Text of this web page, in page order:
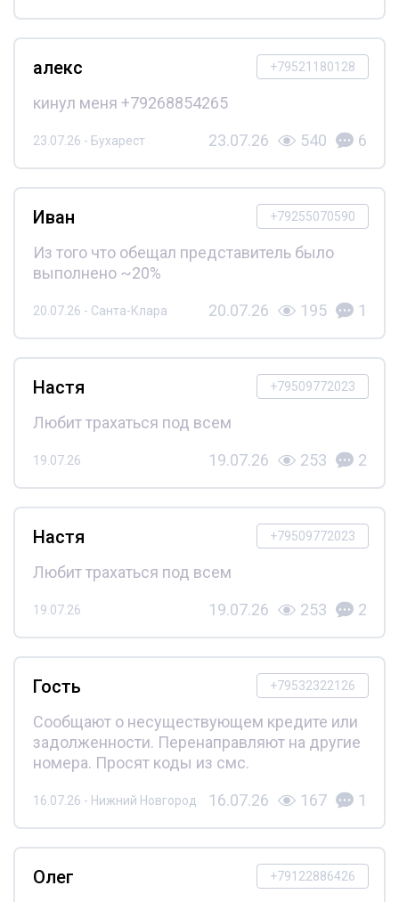
+79521180128
алекс
кинул меня +79268854265
23.07.26 - Бухарест 23.07.26 540 6
+79255070590
Иван
Из того что обещал представитель было
выполнено ~20%
20.07.26 - Санта-Клара 20.07.26 195 1
+79509772023
Настя
Любит трахаться под всем
19.07.26 19.07.26 253 2
+79509772023
Настя
Любит трахаться под всем
19.07.26 19.07.26 253 2
+79532322126
Гость
Сообщают о несуществующем кредите или
задолженности. Перенаправляют на другие
номера. Просят коды из смс.
16.07.26 - Нижний Новгород 16.07.26 167 1
+79122886426
Олег